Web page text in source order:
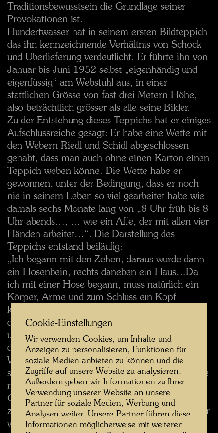
Traditionsbewusstsein die Grundlage seiner
Provokationen ist.
Hundertwasser hat in seinem ersten Bildteppich
das ihn kennzeichnende Verhältnis von Schock
und Überlieferung verdeutlicht. Er führte ihn von
Januar bis Juni 1952 selbst „eigenhändig und
eigenfüssig“ am Webstuhl aus, in einer
stattlichen Grösse von fast drei Metern Höhe,
also beträchtlich grösser als alle seine Bilder.
Zu der Entstehung dieses Teppichs hat er einiges
Aufschlussreiche gesagt: Er habe eine Wette mit
den Webern Riedl und Schidl abgeschlossen
gehabt, dass man auch ohne einen Karton einen
Teppich weben könne. Die Wette habe er
gewonnen, unter der Bedingung, dass er noch
nie in seinem Leben so viel gearbeitet habe wie
damals sechs Monate lang von „8 Uhr früh bis 8
Uhr abends…, … wie ein Affe, der mit allen vier
Händen arbeitet…“. Die Darstellung des
Teppichs entstand beiläufig:
„Ich begann mit den Zehen, daraus wurde dann
ein Hosenbein, rechts daneben ein Haus…Da
ich mit einer Hose begann, muss natürlich ein
Körper, Arme und zum Schluss ein Kopf
kommen, im Hintergrund eben Fenster, muss
das Ganze natürlich oben ein Dach bekommen,
und so brachte ich den Gobelin fertig und habe
die Wette gewonnen…“
Was ist daran für ein unvorbereitetes Publikum
schockierend? Sicher der Titel „Pissender Knabe
mit Wolkenkratzer“. Da steht ein moderner
Gargantua: Sein Strahl aus gelber Wolle geht
zielsicher in eines der Fenster des Hauses, das er
weit überragt: Mit der freien Hand balanciert er
Cookie-Einstellungen
Wir verwenden Cookies, um Inhalte und
Anzeigen zu personalisieren, Funktionen für
soziale Medien anbieten zu können und die
Zugriffe auf unsere Website zu analysieren.
Außerdem geben wir Informationen zu Ihrer
Verwendung unserer Website an unsere
Partner für soziale Medien, Werbung und
Analysen weiter. Unsere Partner führen diese
Informationen möglicherweise mit weiteren